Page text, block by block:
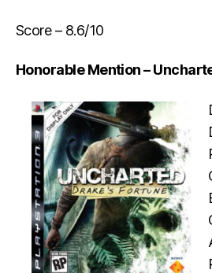
Score – 8.6/10
Honorable Mention –